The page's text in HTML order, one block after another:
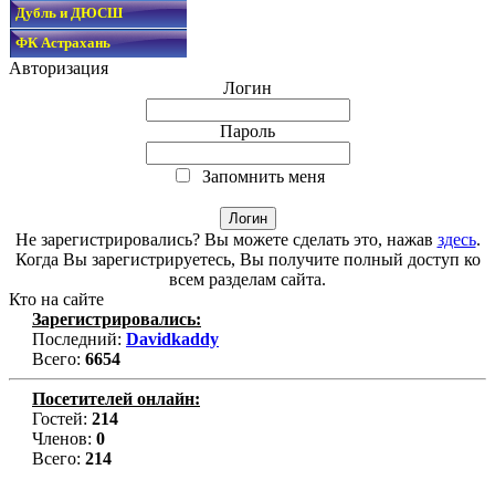
Дубль и ДЮСШ
ФК Астрахань
Авторизация
Логин
Пароль
Запомнить меня
Не зарегистрировались? Вы можете сделать это, нажав здесь.
Когда Вы зарегистрируетесь, Вы получите полный доступ ко
всем разделам сайта.
Кто на сайте
Зарегистрировались:
Последний: Davidkaddy
Всего: 6654
Посетителей онлайн:
Гостей: 214
Членов: 0
Всего: 214